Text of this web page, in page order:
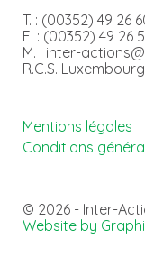
T. : (00352) 49 26
F. : (00352) 49 26
M. : inter-
R.C.S.
Mentions légales
Conditions
© 2026 - Inter-
Website by